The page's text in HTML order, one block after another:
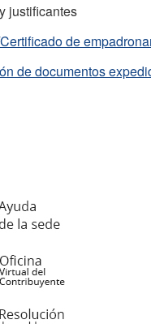
justificantes
de
de documentos